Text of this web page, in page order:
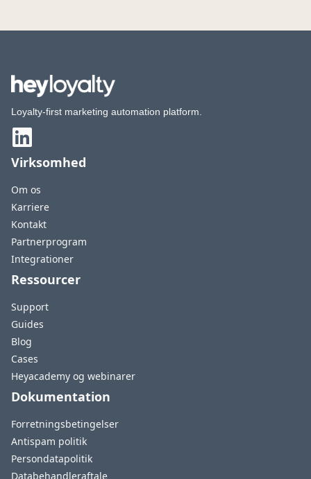
Loyalty-first marketing automation platform.
Virksomhed
Om os
Karriere
Kontakt
Partnerprogram
Integrationer
Ressourcer
Support
Guides
Blog
Cases
Heyacademy og webinarer
Dokumentation
Forretningsbetingelser
Antispam politik
Persondatapolitik
Databehandleraftale